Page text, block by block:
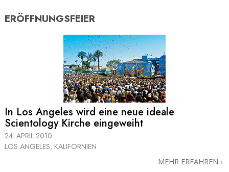
ERÖFFNUNGSFEIER
In Los Angeles wird eine neue ideale
Scientology Kirche eingeweiht
24. APRIL 2010
LOS ANGELES, KALIFORNIEN
MEHR ERFAHREN